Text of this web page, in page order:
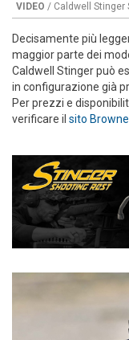
VIDEO / Caldwell Stinger
Decisamente più
maggior parte dei
Caldwell Stinger può
in configurazione già
Per prezzi e
verificare il sito